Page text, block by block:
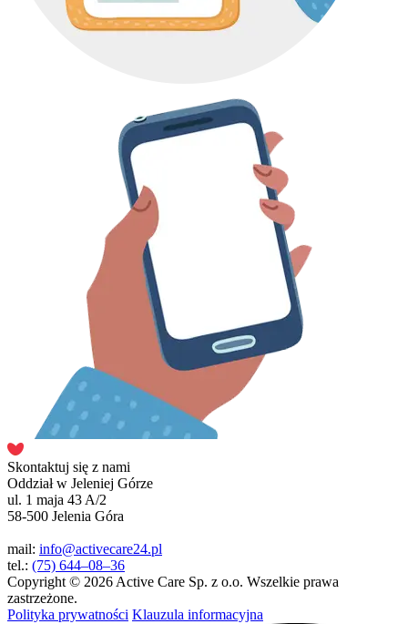
Skontaktuj się z nami
Oddział w Jeleniej Górze
ul. 1 maja 43 A/2
58-500 Jelenia Góra
mail: info@activecare24.pl
tel.: (75) 644–08–36
Copyright © 2026 Active Care Sp. z o.o. Wszelkie prawa
zastrzeżone.
Polityka prywatności Klauzula informacyjna